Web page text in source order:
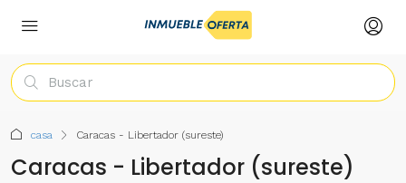
casa Caracas - Libertador (sureste)
Caracas - Libertador (sureste)